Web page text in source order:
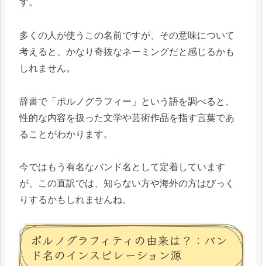
す。
多くの人が使うこの名前ですが、その意味について
考えると、かなり奇抜なネーミングだと感じるかも
しれません。
辞書で「ポルノグラフィー」という語を調べると、
性的な内容を扱った文学や芸術作品を指す言葉であ
ることがわかります。
今ではもう有名なバンド名として定着しています
が、この直訳では、知らない方や海外の方はびっく
りするかもしれませんね。
ポルノグラフィティの由来は？：バン
ド名のインスピレーション源